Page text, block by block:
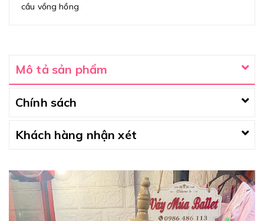
cầu vồng hồng
Mô tả sản phẩm
Chính sách
Khách hàng nhận xét